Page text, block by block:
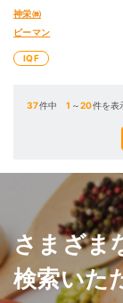
神栄㈱
ピーマン
IQF
37件中1 ～20件を表
さまざま
検索いた